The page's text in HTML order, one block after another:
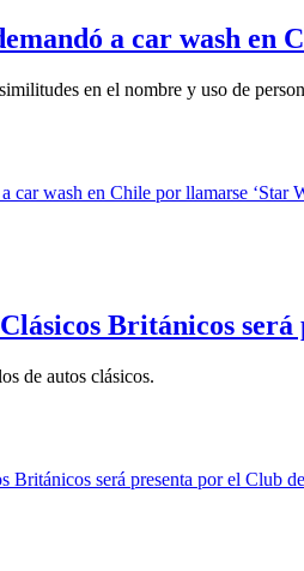
a car wash en
en el nombre y uso de
Británicos
de autos clásicos.